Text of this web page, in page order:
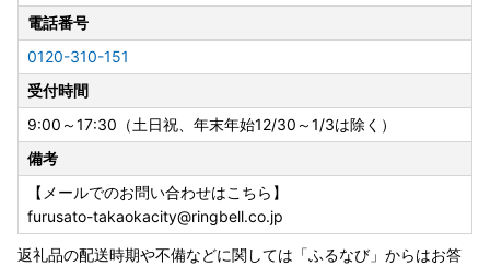
電話番号
0120-310-151
受付時間
9:00～17:30（土日祝、年末年始12/30～1/3は除く）
備考
【メールでのお問い合わせはこちら】
furusato-takaokacity@ringbell.co.jp
返礼品の配送時期や不備などに関しては「ふるなび」からはお答